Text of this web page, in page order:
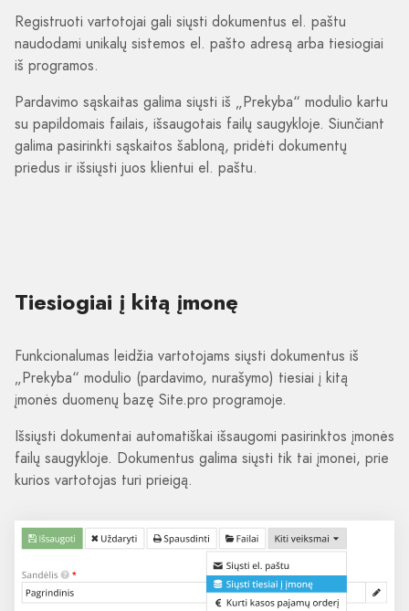
Registruoti vartotojai gali siųsti dokumentus el. paštu
naudodami unikalų sistemos el. pašto adresą arba tiesiogiai
iš programos.
Pardavimo sąskaitas galima siųsti iš „Prekyba“ modulio kartu
su papildomais failais, išsaugotais failų saugykloje. Siunčiant
galima pasirinkti sąskaitos šabloną, pridėti dokumentų
priedus ir išsiųsti juos klientui el. paštu.
Tiesiogiai į kitą įmonę
Funkcionalumas leidžia vartotojams siųsti dokumentus iš
„Prekyba“ modulio (pardavimo, nurašymo) tiesiai į kitą
įmonės duomenų bazę Site.pro programoje.
Išsiųsti dokumentai automatiškai išsaugomi pasirinktos įmonės
failų saugykloje. Dokumentus galima siųsti tik tai įmonei, prie
kurios vartotojas turi prieigą.